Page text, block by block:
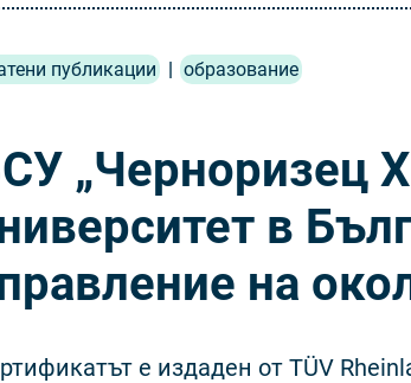
публикации | образование
„Черноризец
в
на
е издаден от TÜV